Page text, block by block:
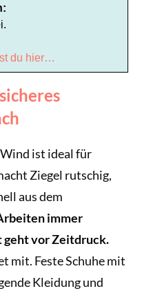
du hier…
ist ideal für
Ziegel rutschig,
aus dem
immer
geht vor Zeitdruck.
mit. Feste Schuhe mit
Kleidung und